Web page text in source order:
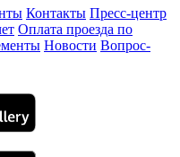
Контакты Пресс-центр
Оплата проезда по
Новости Вопрос-